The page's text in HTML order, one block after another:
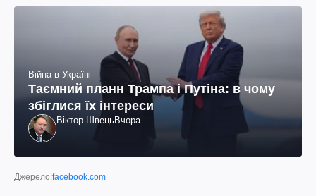
Війна в Україні
Таємний планн Трампа і Путіна: в чому
збіглися їх інтереси
Віктор ШвецьВчора
Джерело:facebook.com